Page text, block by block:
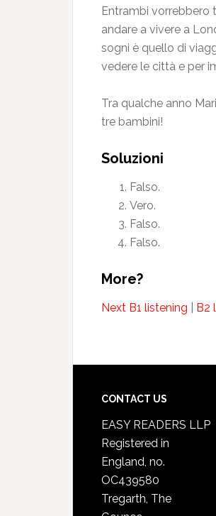
Entrambi vorrebbero
andare a vivere a
sogni è quello di
vedere le città e per
Tra qualche anno
tre bambini!
Soluzioni
Falso.
Vero.
Falso.
Falso.
More?
Next B1 listening B2
CONTACT US
EASY READERS LLP
Registered in
England, no.
OC439580
Tregarth, The